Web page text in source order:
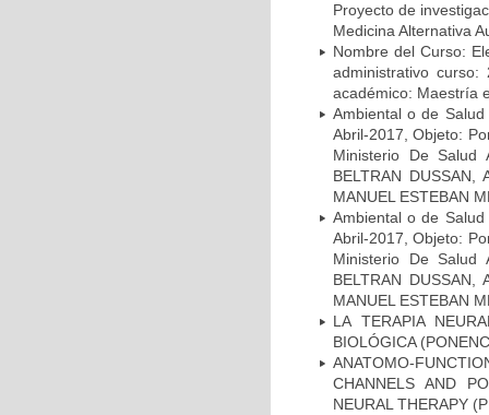
Proyecto de
Medicina Alternativa
Nombre del Curso:
administrativo curso:
académico: Maestría
Ambiental o de
Abril-2017, Objeto:
Ministerio De Salud
BELTRAN DUSSAN,
MANUEL ESTEBAN
Ambiental o de
Abril-2017, Objeto:
Ministerio De Salud
BELTRAN DUSSAN,
MANUEL ESTEBAN
LA TERAPIA
BIOLÓGICA
ANATOMO-
CHANNELS AND
NEURAL THERAPY